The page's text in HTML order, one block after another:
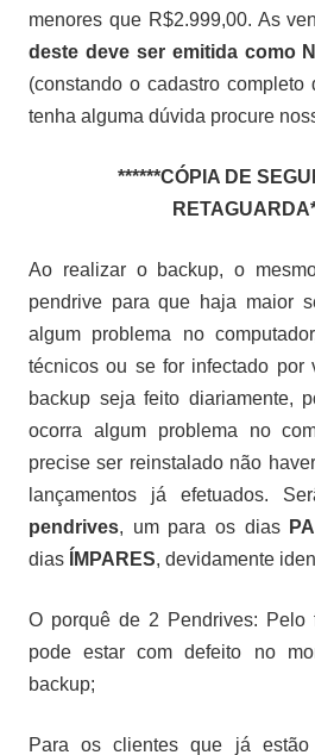
menores que R$2.999,00. As
deste deve ser emitida como
(constando o cadastro completo
tenha alguma dúvida procure
******CÓPIA DE
Ao realizar o backup, o
pendrive para que haja maior
algum problema no
técnicos ou se for infectado
backup seja feito diariamente,
ocorra algum problema no
precise ser reinstalado não
lançamentos já efetuados.
pendrives, um para os dias
dias
ÍMPARES, devidamente
O porquê de 2 Pendrives:
pode estar com defeito no
backup;
Para os clientes que já